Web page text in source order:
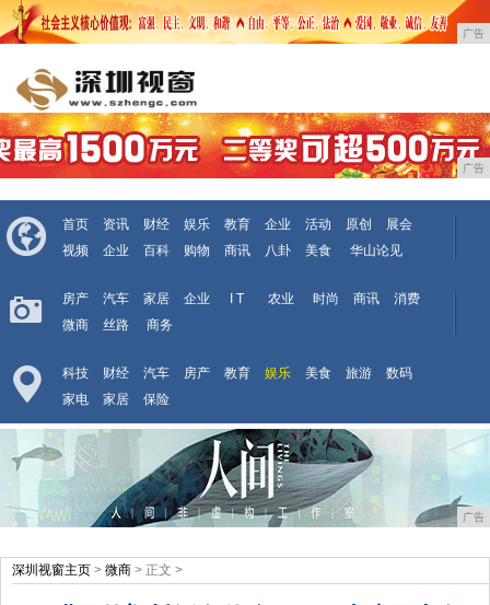
广告
广告
首页 资讯 财经 娱乐 教育 企业 活动 原创
展会
视频
企业 百科 购物 商讯 八卦 美食 华山论见
房产 汽车 家居 企业 I T 农业 时尚 商讯
消费
微商
丝路 商务
科技 财经 汽车 房产 教育 娱乐 美食 旅游
数码
家电
家居 保险
广告
深圳视窗主页 > 微商 > 正文 >